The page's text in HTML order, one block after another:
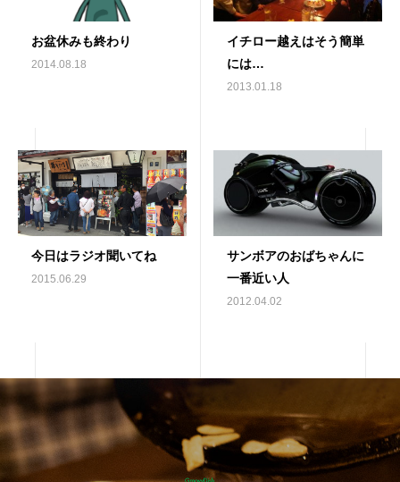
お盆休みも終わり
2014.08.18
イチロー越えはそう簡単
には…
2013.01.18
今日はラジオ聞いてね
2015.06.29
サンボアのおばちゃんに
一番近い人
2012.04.02